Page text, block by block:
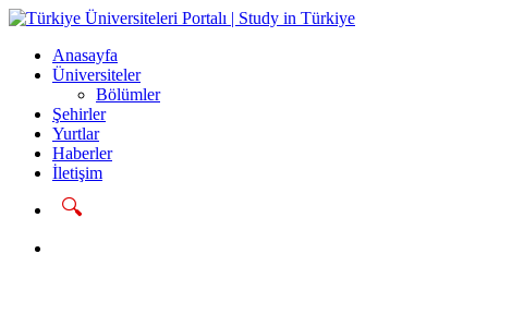
Anasayfa
Üniversiteler
Bölümler
Şehirler
Yurtlar
Haberler
İletişim
🔍